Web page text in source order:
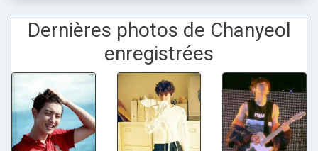
Dernières photos de Chanyeol
enregistrées